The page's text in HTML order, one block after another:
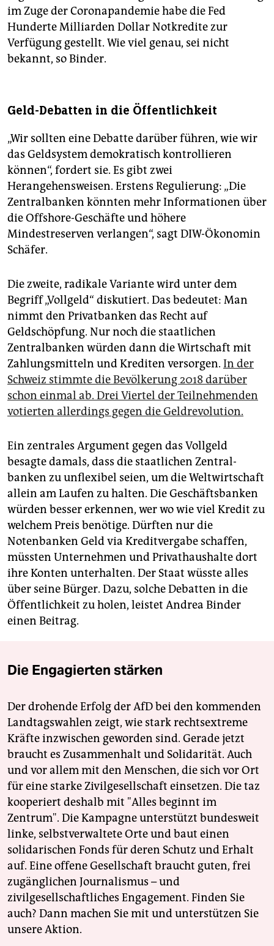
im Zuge der Coronapandemie habe die Fed
Hunderte Milliarden Dollar Notkredite zur
Verfügung gestellt. Wie viel genau, sei nicht
bekannt, so Binder.
Geld-Debatten in die Öffentlichkeit
„Wir sollten eine Debatte darüber führen, wie wir
das Geldsystem demokratisch kontrollieren
können“, fordert sie. Es gibt zwei
Herangehensweisen. Erstens Regulierung: „Die
Zen­tral­banken könnten mehr Informationen über
die Offshore-Geschäfte und höhere
Mindestreserven verlangen“, sagt DIW-Ökonomin
Schäfer.
Die zweite, radikale Variante wird unter dem
Begriff „Vollgeld“ diskutiert. Das bedeutet: Man
nimmt den Privatbanken das Recht auf
Geldschöpfung. Nur noch die staatlichen
Zentralbanken würden dann die Wirtschaft mit
Zahlungsmitteln und Krediten versorgen. In der
Schweiz stimmte die Bevölkerung 2018 darüber
schon einmal ab. Drei Viertel der Teilnehmenden
votierten allerdings gegen die Geldrevolution.
Ein zentrales Argument gegen das Vollgeld
besagte damals, dass die staatlichen Zentral­
banken zu unflexibel seien, um die Weltwirtschaft
allein am Laufen zu halten. Die Geschäftsbanken
würden besser erkennen, wer wo wie viel Kredit zu
welchem Preis benötige. Dürften nur die
Notenbanken Geld via Kreditvergabe schaffen,
müssten Unternehmen und Privathaushalte dort
ihre Konten unterhalten. Der Staat wüsste alles
über seine Bürger. Dazu, solche Debatten in die
Öffentlichkeit zu holen, leistet Andrea Binder
einen Beitrag.
Die Engagierten stärken
Der drohende Erfolg der AfD bei den kommenden
Landtagswahlen zeigt, wie stark rechtsextreme
Kräfte inzwischen geworden sind. Gerade jetzt
braucht es Zusammenhalt und Solidarität. Auch
und vor allem mit den Menschen, die sich vor Ort
für eine starke Zivilgesellschaft einsetzen. Die taz
kooperiert deshalb mit "Alles beginnt im
Zentrum". Die Kampagne unterstützt bundesweit
linke, selbstverwaltete Orte und baut einen
solidarischen Fonds für deren Schutz und Erhalt
auf. Eine offene Gesellschaft braucht guten, frei
zugänglichen Journalismus – und
zivilgesellschaftliches Engagement. Finden Sie
auch? Dann machen Sie mit und unterstützen Sie
unsere Aktion.